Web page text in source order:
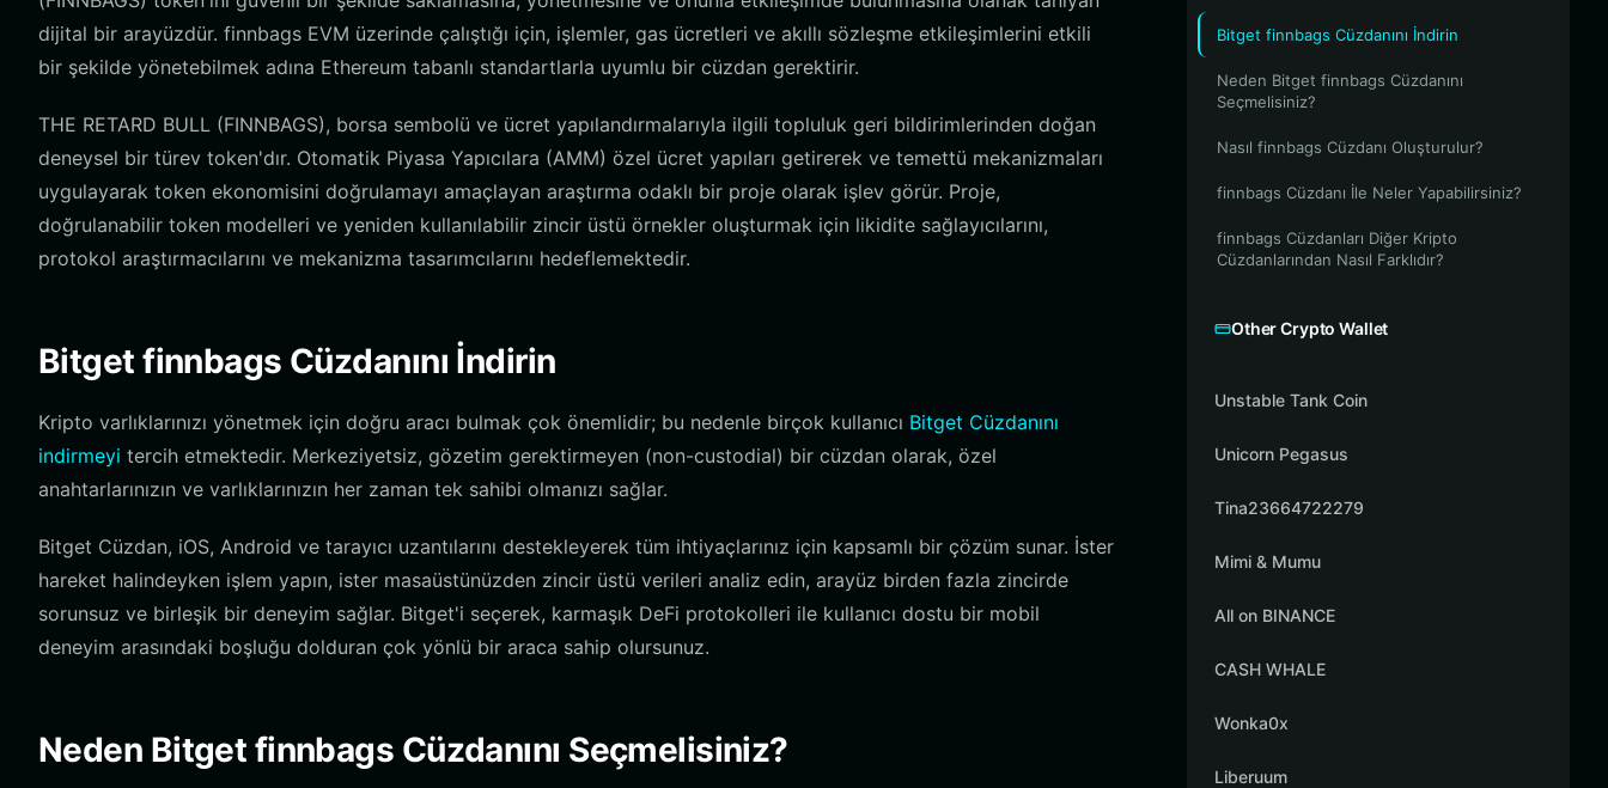
dijital bir arayüzdür. finnbags EVM üzerinde çalıştığı için, işlemler, gas ücretleri ve akıllı sözleşme etkileşimlerini etkili
bir şekilde yönetebilmek adına Ethereum tabanlı standartlarla uyumlu bir cüzdan gerektirir.
THE RETARD BULL (FINNBAGS), borsa sembolü ve ücret yapılandırmalarıyla ilgili topluluk geri bildirimlerinden doğan
deneysel bir türev token'dır. Otomatik Piyasa Yapıcılara (AMM) özel ücret yapıları getirerek ve temettü mekanizmaları
uygulayarak token ekonomisini doğrulamayı amaçlayan araştırma odaklı bir proje olarak işlev görür. Proje,
doğrulanabilir token modelleri ve yeniden kullanılabilir zincir üstü örnekler oluşturmak için likidite sağlayıcılarını,
protokol araştırmacılarını ve mekanizma tasarımcılarını hedeflemektedir.
Bitget finnbags Cüzdanını İndirin
Kripto varlıklarınızı yönetmek için doğru aracı bulmak çok önemlidir; bu nedenle birçok kullanıcı Bitget Cüzdanını
indirmeyi tercih etmektedir. Merkeziyetsiz, gözetim gerektirmeyen (non-custodial) bir cüzdan olarak, özel
anahtarlarınızın ve varlıklarınızın her zaman tek sahibi olmanızı sağlar.
Bitget Cüzdan, iOS, Android ve tarayıcı uzantılarını destekleyerek tüm ihtiyaçlarınız için kapsamlı bir çözüm sunar. İster
hareket halindeyken işlem yapın, ister masaüstünüzden zincir üstü verileri analiz edin, arayüz birden fazla zincirde
sorunsuz ve birleşik bir deneyim sağlar. Bitget'i seçerek, karmaşık DeFi protokolleri ile kullanıcı dostu bir mobil
deneyim arasındaki boşluğu dolduran çok yönlü bir araca sahip olursunuz.
Neden Bitget finnbags Cüzdanını Seçmelisiniz?
Bitget finnbags Cüzdanını İndirin
Neden Bitget finnbags Cüzdanını
Seçmelisiniz?
Nasıl finnbags Cüzdanı Oluşturulur?
finnbags Cüzdanı İle Neler Yapabilirsiniz?
finnbags Cüzdanları Diğer Kripto
Cüzdanlarından Nasıl Farklıdır?
Other Crypto Wallet
Unstable Tank Coin
Unicorn Pegasus
Tina23664722279
Mimi & Mumu
All on BINANCE
CASH WHALE
Wonka0x
Liberuum